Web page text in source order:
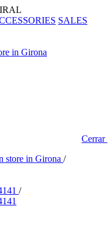
SALES
Cerrar
store in Girona /
/